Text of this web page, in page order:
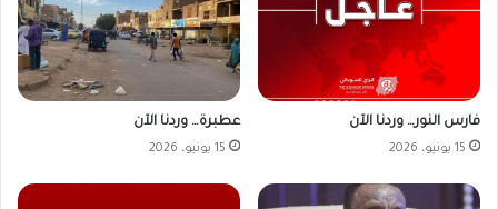
فارس النور… وردنا الآن
15 يونيو، 2026
عطبرة… وردنا الآن
15 يونيو، 2026